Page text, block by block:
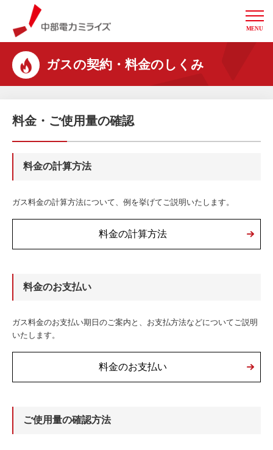
中部電力ミライズ
MENU
ガスの契約・料金のしくみ
料金・ご使用量の確認
料金の計算方法
ガス料金の計算方法について、例を挙げてご説明いたします。
料金の計算方法
料金のお支払い
ガス料金のお支払い期日のご案内と、お支払方法などについてご説明
いたします。
料金のお支払い
ご使用量の確認方法